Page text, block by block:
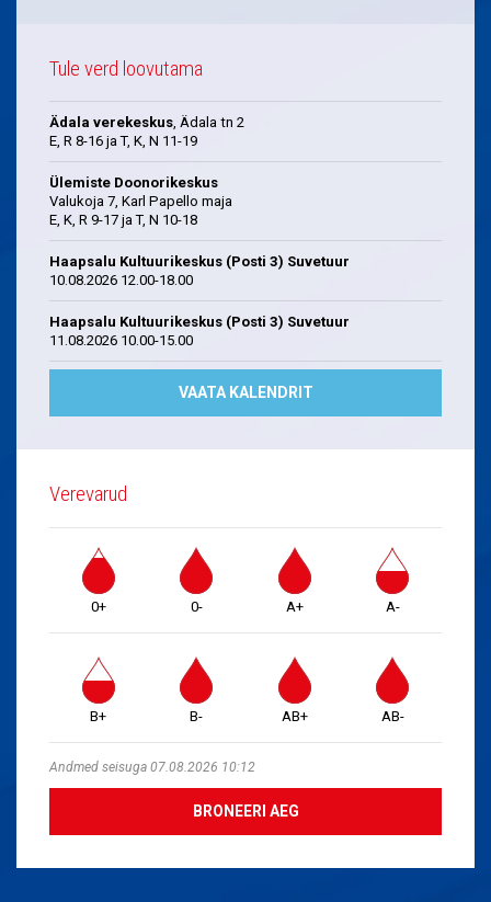
Tule verd loovutama
Ädala verekeskus, Ädala tn 2
E, R 8-16 ja T, K, N 11-19
Ülemiste Doonorikeskus
Valukoja 7, Karl Papello maja
E, K, R 9-17 ja T, N 10-18
Haapsalu Kultuurikeskus (Posti 3) Suvetuur
10.08.2026 12.00-18.00
Haapsalu Kultuurikeskus (Posti 3) Suvetuur
11.08.2026 10.00-15.00
VAATA KALENDRIT
Verevarud
0+ 0- A+ A-
B+ B- AB+ AB-
Andmed seisuga 07.08.2026 10:12
BRONEERI AEG